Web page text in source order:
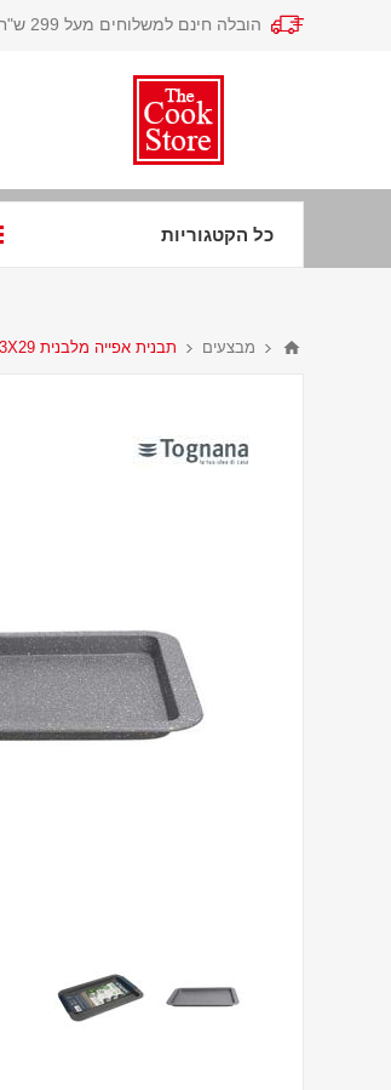
הובלה חינם למשלוחים מעל 299 ש"ח
כל הקטגוריות
מבצעים תבנית אפייה מלבנית 43X29 ס"מ PURE ROQ